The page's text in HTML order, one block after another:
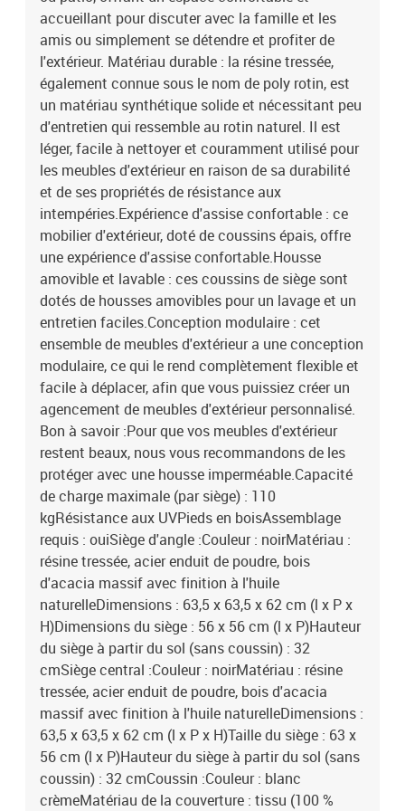
: 63,5 x 56,5 x 3 cm (l x P x é)Dimensions du coussin de dossier
(angle) : 52 x 35 x 10 cm (L x l x é)Dimensions du coussin de
dossier (angle) : 63,5 x 35 x 10 cm (L x l x é)La livraison contient :3
x siège d'angle1 x siège central7 x coussin de dossier4 x coussin
de siège avec housse amovible et lavable
accueillant pour discuter avec la famille et les
amis ou simplement se détendre et profiter de
l'extérieur. Matériau durable : la résine tressée,
également connue sous le nom de poly rotin, est
un matériau synthétique solide et nécessitant peu
d'entretien qui ressemble au rotin naturel. Il est
léger, facile à nettoyer et couramment utilisé pour
les meubles d'extérieur en raison de sa durabilité
et de ses propriétés de résistance aux
intempéries.Expérience d'assise confortable : ce
mobilier d'extérieur, doté de coussins épais, offre
une expérience d'assise confortable.Housse
amovible et lavable : ces coussins de siège sont
dotés de housses amovibles pour un lavage et un
entretien faciles.Conception modulaire : cet
ensemble de meubles d'extérieur a une conception
modulaire, ce qui le rend complètement flexible et
facile à déplacer, afin que vous puissiez créer un
agencement de meubles d'extérieur personnalisé.
Bon à savoir :Pour que vos meubles d'extérieur
restent beaux, nous vous recommandons de les
protéger avec une housse imperméable.Capacité
de charge maximale (par siège) : 110
kgRésistance aux UVPieds en boisAssemblage
requis : ouiSiège d'angle :Couleur : noirMatériau :
résine tressée, acier enduit de poudre, bois
d'acacia massif avec finition à l'huile
naturelleDimensions : 63,5 x 63,5 x 62 cm (l x P x
H)Dimensions du siège : 56 x 56 cm (l x P)Hauteur
du siège à partir du sol (sans coussin) : 32
cmSiège central :Couleur : noirMatériau : résine
tressée, acier enduit de poudre, bois d'acacia
massif avec finition à l'huile naturelleDimensions :
63,5 x 63,5 x 62 cm (l x P x H)Taille du siège : 63 x
56 cm (l x P)Hauteur du siège à partir du sol (sans
coussin) : 32 cmCoussin :Couleur : blanc
crèmeMatériau de la couverture : tissu (100 %